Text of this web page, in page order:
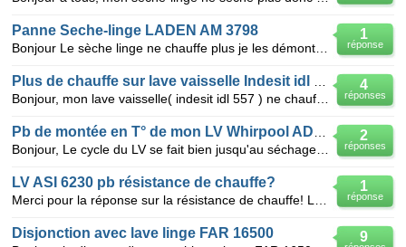
1
réponse
Panne Seche-linge LADEN AM 3798
4
réponses
2
réponses
1
réponse
LV ASI 6230 pb résistance de chauffe?
9
Disjonction avec lave linge FAR 16500